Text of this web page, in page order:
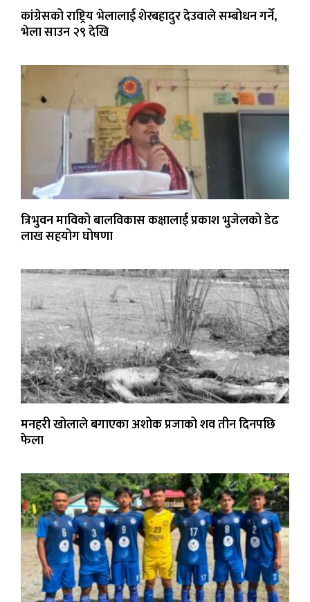
कांग्रेसको राष्ट्रिय भेलालाई शेरबहादुर देउवाले सम्बोधन गर्ने,
भेला साउन २९ देखि
त्रिभुवन माविको बालविकास कक्षालाई प्रकाश भुजेलको डेढ
लाख सहयोग घोषणा
मनहरी खोलाले बगाएका अशोक प्रजाको शव तीन दिनपछि
फेला